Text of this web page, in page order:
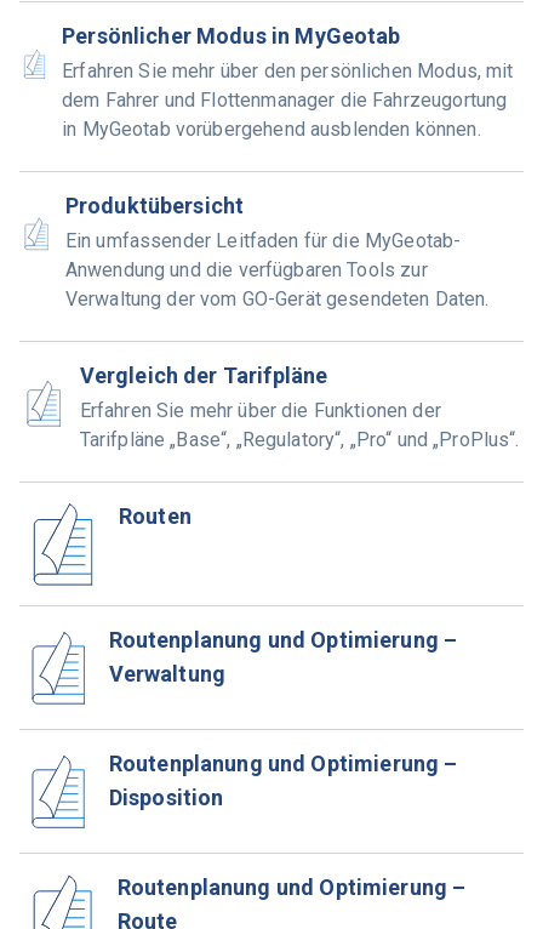
Persönlicher Modus in MyGeotab
Erfahren Sie mehr über den persönlichen Modus, mit
dem Fahrer und Flottenmanager die Fahrzeugortung
in MyGeotab vorübergehend ausblenden können.
Produktübersicht
Ein umfassender Leitfaden für die MyGeotab-
Anwendung und die verfügbaren Tools zur
Verwaltung der vom GO-Gerät gesendeten Daten.
Vergleich der Tarifpläne
Erfahren Sie mehr über die Funktionen der
Tarifpläne „Base“, „Regulatory“, „Pro“ und „ProPlus“.
Routen
Routenplanung und Optimierung –
Verwaltung
Routenplanung und Optimierung –
Disposition
Routenplanung und Optimierung –
Route